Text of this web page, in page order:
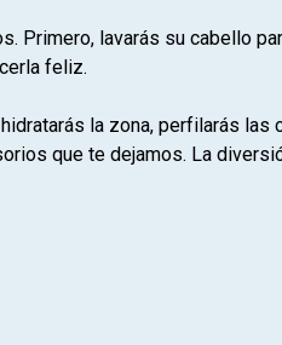
Primero, lavarás su cabello
feliz.
la zona, perfilarás
que te dejamos. La